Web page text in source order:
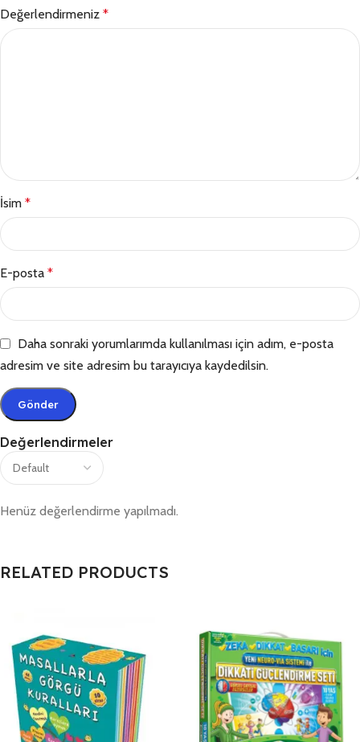
Değerlendirmeler
Henüz değerlendirme yapılmadı.
Değerlendirmeniz *
İsim *
E-posta *
Daha sonraki yorumlarımda kullanılması için adım, e-posta
adresim ve site adresim bu tarayıcıya kaydedilsin.
RELATED PRODUCTS